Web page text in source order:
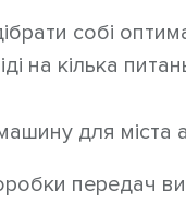
собі
на кілька
для міста
передач